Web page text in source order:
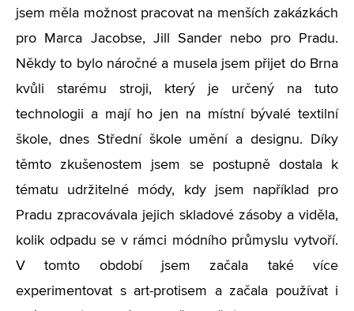
jsem měla možnost pracovat na menších zakázkách
pro Marca Jacobse, Jill Sander nebo pro Pradu.
Někdy to bylo náročné a musela jsem přijet do Brna
kvůli starému stroji, který je určený na tuto
technologii a mají ho jen na místní bývalé textilní
škole, dnes Střední škole umění a designu. Díky
těmto zkušenostem jsem se postupně dostala k
tématu udržitelné módy, kdy jsem například pro
Pradu zpracovávala jejich skladové zásoby a viděla,
kolik odpadu se v rámci módního průmyslu vytvoří.
V tomto období jsem začala také více
experimentovat s art-protisem a začala používat i